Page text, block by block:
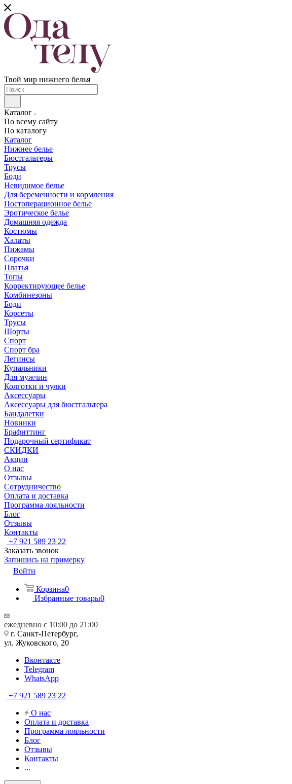
Твой мир нижнего белья
Каталог
По всему сайту
По каталогу
Каталог
Нижнее белье
Бюстгальтеры
Трусы
Боди
Невидимое белье
Для беременности и кормления
Постоперационное белье
Эротическое белье
Домашняя одежда
Костюмы
Халаты
Пижамы
Сорочки
Платья
Топы
Корректирующее белье
Комбинезоны
Боди
Корсеты
Трусы
Шорты
Спорт
Спорт бра
Легинсы
Купальники
Для мужчин
Колготки и чулки
Аксессуары
Аксессуары для бюстгальтера
Бандалетки
Новинки
Брафиттинг
Подарочный сертификат
СКИДКИ
Акции
О нас
Отзывы
Сотрудничество
Оплата и доставка
Программа лояльности
Блог
Отзывы
Контакты
+7 921 589 23 22
Заказать звонок
Запишись на примерку
Войти
Корзина0
Избранные товары0
ежедневно с 10:00 до 21:00
г. Санкт-Петербург,
ул. Жуковского, 20
Вконтакте
Telegram
WhatsApp
+7 921 589 23 22
О нас
Оплата и доставка
Программа лояльности
Блог
Отзывы
Контакты
...